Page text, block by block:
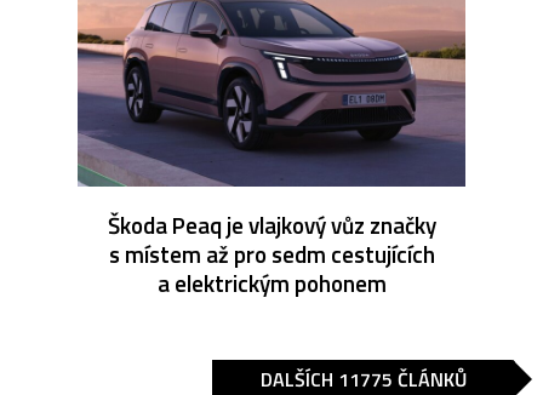
Škoda Peaq je vlajkový vůz značky
s místem až pro sedm cestujících
a elektrickým pohonem
DALŠÍCH 11775 ČLÁNKŮ